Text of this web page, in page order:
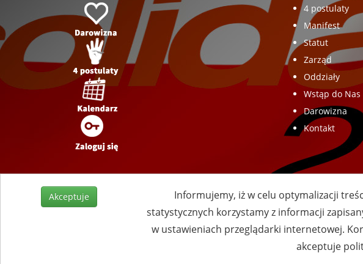
4 postulaty
Manifest
Statut
Zarząd
Oddziały
Wstąp do Nas
Darowizna
Kontakt
Akceptuje
Informujemy, iż w celu optymalizacji
statystycznych korzystamy z informacji
w ustawieniach przeglądarki internetowej.
akceptuje